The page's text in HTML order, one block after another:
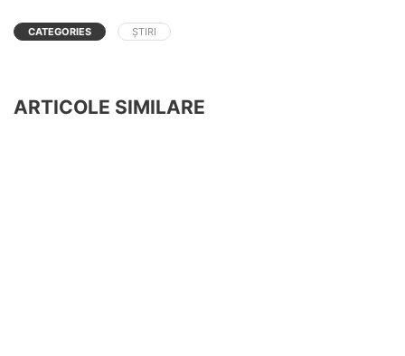
CATEGORIES ȘTIRI
ARTICOLE SIMILARE